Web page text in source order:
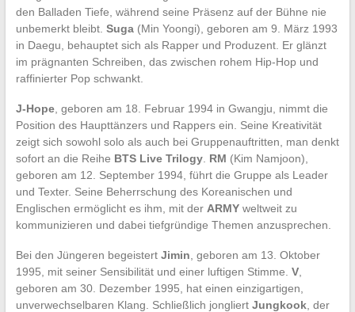
den Balladen Tiefe, während seine Präsenz auf der Bühne nie
unbemerkt bleibt. Suga(Min Yoongi), geboren am 9. März 1993
in Daegu, behauptet sich als Rapper und Produzent. Er glänzt
im prägnanten Schreiben, das zwischen rohem Hip-Hop und
raffinierter Pop schwankt.
J-Hope, geboren am 18. Februar 1994 in Gwangju, nimmt die
Position des Haupttänzers und Rappers ein. Seine Kreativität
zeigt sich sowohl solo als auch bei Gruppenauftritten, man denkt
sofort an die Reihe BTS Live Trilogy. RM (Kim Namjoon),
geboren am 12. September 1994, führt die Gruppe als Leader
und Texter. Seine Beherrschung des Koreanischen und
Englischen ermöglicht es ihm, mit der ARMYweltweit zu
kommunizieren und dabei tiefgründige Themen anzusprechen.
Bei den Jüngeren begeistert Jimin , geboren am 13. Oktober
1995, mit seiner Sensibilität und einer luftigen Stimme. V,
geboren am 30. Dezember 1995, hat einen einzigartigen,
unverwechselbaren Klang. Schließlich jongliert Jungkook, der